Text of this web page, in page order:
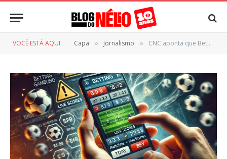
VOCÊ ESTÁ AQUI: Capa » Jornalismo » CNC aponta que Bets provocaram prejuízo de até R$ 4,4 bilhões na economia de MS